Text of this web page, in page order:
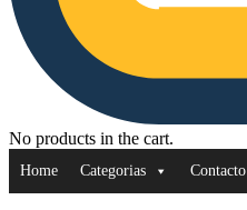
No products in the cart.
Home Categorias Contacto